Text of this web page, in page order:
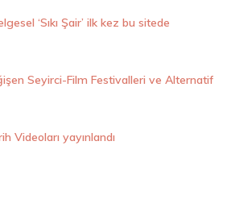
‘Sıkı Şair’ ilk kez bu sitede
Seyirci-Film Festivalleri ve Alternatif
Videoları yayınlandı